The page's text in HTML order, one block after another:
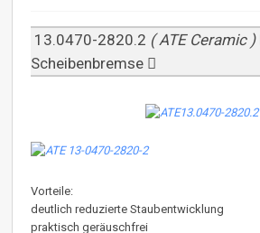
13.0470-2820.2 ( ATE Ceramic )
Scheibenbremse
Vorteile:
deutlich reduzierte Staubentwicklung
praktisch geräuschfrei